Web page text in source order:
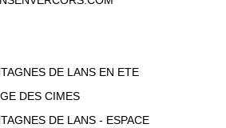
DE LANS EN ETE
DES CIMES
DE LANS - ESPACE